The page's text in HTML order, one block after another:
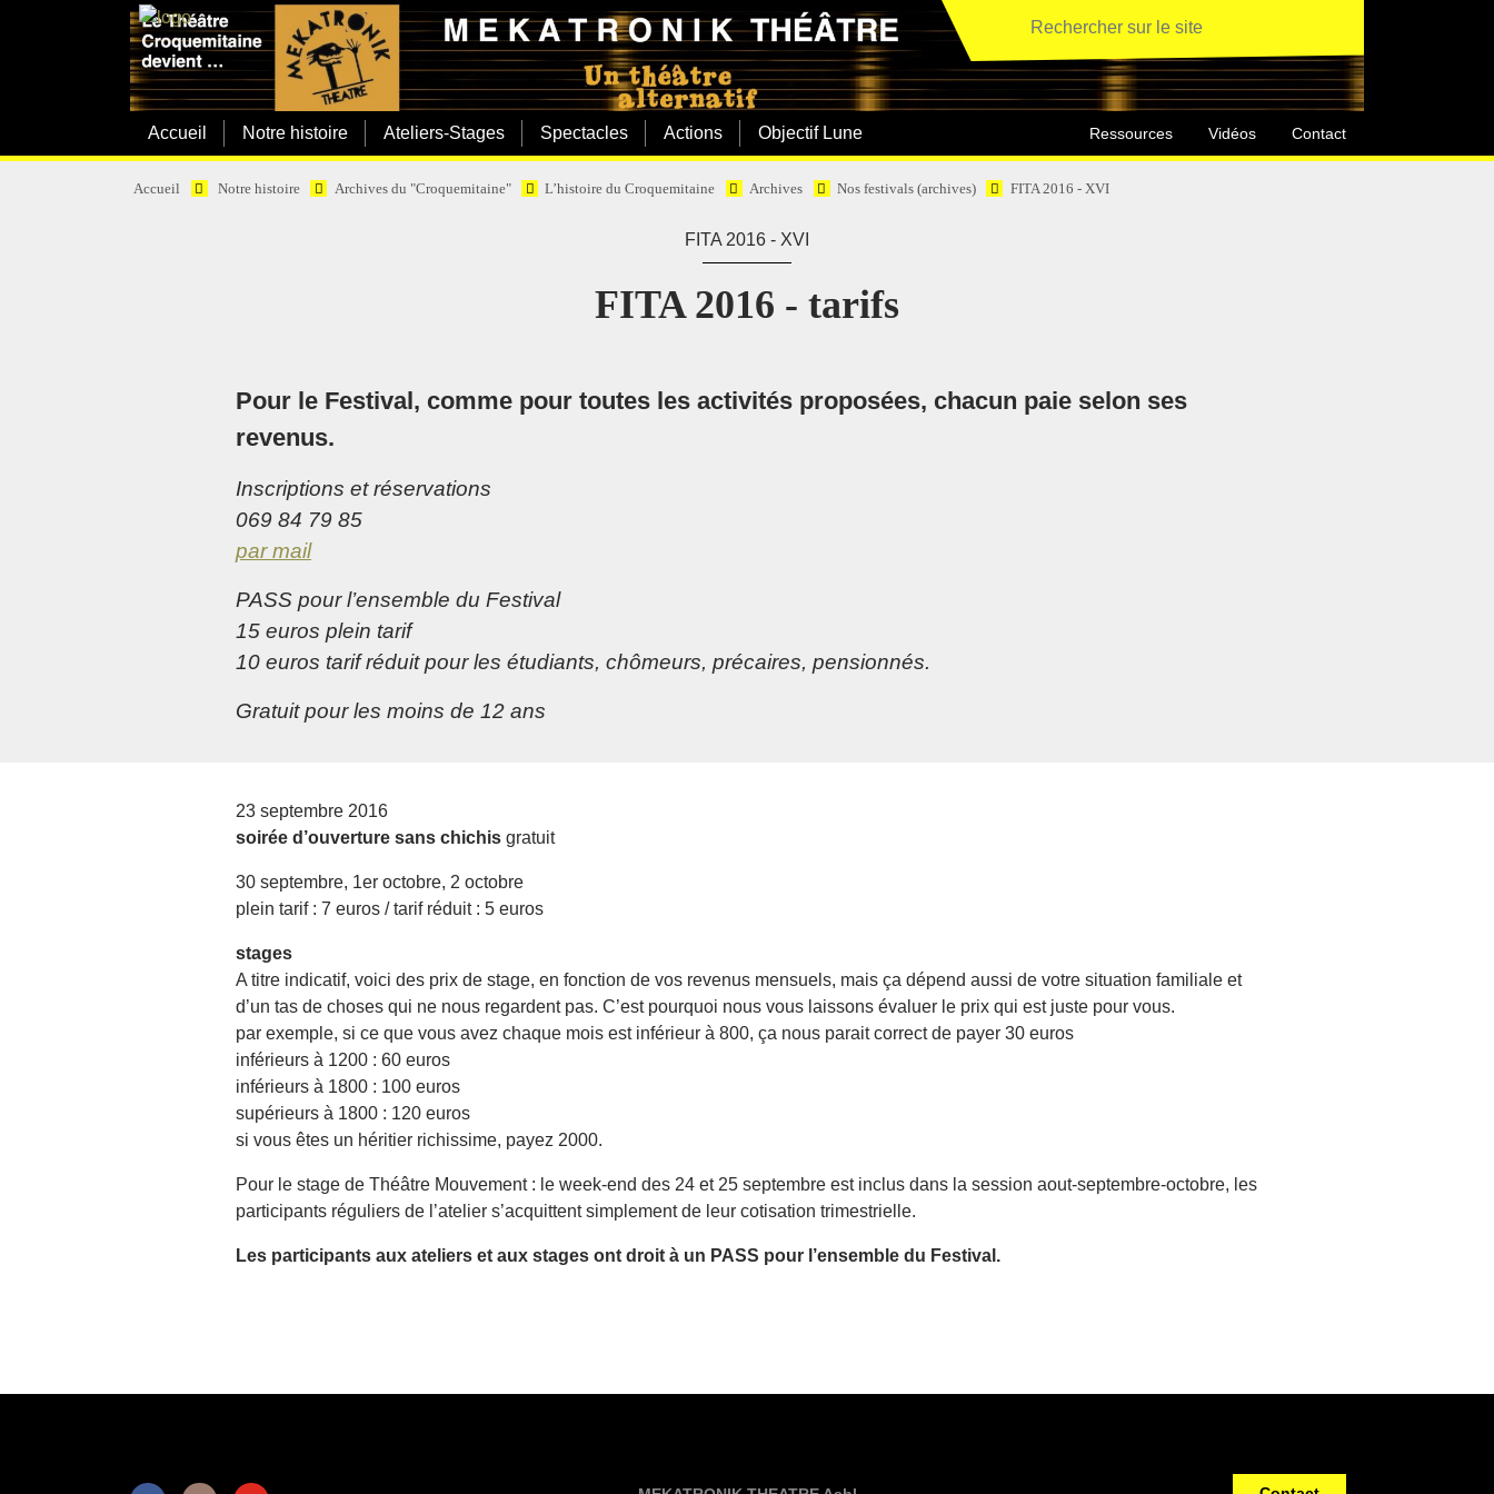
Accueil Notre histoire Ateliers-Stages Spectacles Actions Objectif Lune Ressources Vidéos Contact
Accueil Notre histoire Archives du "Croquemitaine" L’histoire du Croquemitaine Archives Nos festivals (archives) FITA 2016 - XVI
FITA 2016 - XVI
FITA 2016 - tarifs
Pour le Festival, comme pour toutes les activités proposées, chacun paie selon ses
revenus.
Inscriptions et réservations
069 84 79 85
par mail
PASS pour l’ensemble du Festival
15 euros plein tarif
10 euros tarif réduit pour les étudiants, chômeurs, précaires, pensionnés.
Gratuit pour les moins de 12 ans
23 septembre 2016
soirée d’ouverture sans chichis gratuit
30 septembre, 1er octobre, 2 octobre
plein tarif : 7 euros / tarif réduit : 5 euros
stages
A titre indicatif, voici des prix de stage, en fonction de vos revenus mensuels, mais ça dépend aussi de votre situation familiale et
d’un tas de choses qui ne nous regardent pas. C’est pourquoi nous vous laissons évaluer le prix qui est juste pour vous.
par exemple, si ce que vous avez chaque mois est inférieur à 800, ça nous parait correct de payer 30 euros
inférieurs à 1200 : 60 euros
inférieurs à 1800 : 100 euros
supérieurs à 1800 : 120 euros
si vous êtes un héritier richissime, payez 2000.
Pour le stage de Théâtre Mouvement : le week-end des 24 et 25 septembre est inclus dans la session aout-septembre-octobre, les
participants réguliers de l’atelier s’acquittent simplement de leur cotisation trimestrielle.
Les participants aux ateliers et aux stages ont droit à un PASS pour l’ensemble du Festival.